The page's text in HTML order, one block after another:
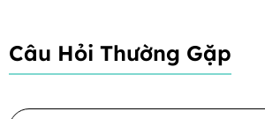
Câu Hỏi Thường Gặp